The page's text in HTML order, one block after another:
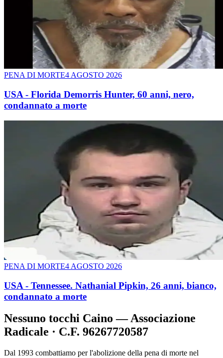
PENA DI MORTE4 AGOSTO 2026
USA - Florida Demorris Hunter, 60 anni, nero,
condannato a morte
PENA DI MORTE4 AGOSTO 2026
USA - Tennessee. Nathanial Pipkin, 26 anni, bianco,
condannato a morte
Nessuno tocchi Caino — Associazione
Radicale · C.F. 96267720587
Dal 1993 combattiamo per l'abolizione della pena di morte nel